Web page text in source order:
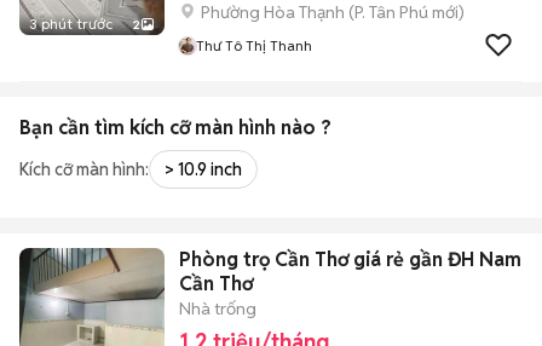
3 phút trước 2
Phường Hòa Thạnh (P. Tân Phú mới)
Thư Tô Thị Thanh
Bạn cần tìm kích cỡ màn hình nào ?
Kích cỡ màn hình: > 10.9 inch
Phòng trọ Cần Thơ giá rẻ gần ĐH Nam
Cần Thơ
Nhà trống